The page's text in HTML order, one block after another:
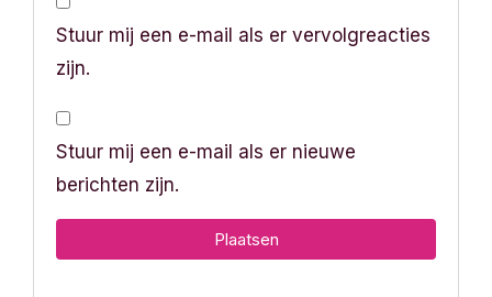
Stuur mij een e-mail als er vervolgreacties
zijn.
Stuur mij een e-mail als er nieuwe
berichten zijn.